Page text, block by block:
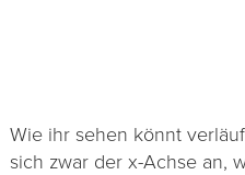
Wie ihr sehen könnt
sich zwar der x-Achse an,